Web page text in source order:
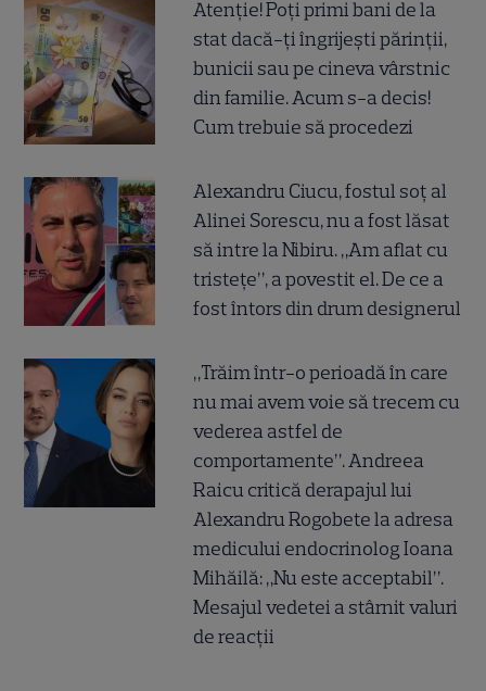
Atenție! Poți primi bani de la
stat dacă-ți îngrijești părinții,
bunicii sau pe cineva vârstnic
din familie. Acum s-a decis!
Cum trebuie să procedezi
Alexandru Ciucu, fostul soț al
Alinei Sorescu, nu a fost lăsat
să intre la Nibiru. „Am aflat cu
tristețe”, a povestit el. De ce a
fost întors din drum designerul
„Trăim într-o perioadă în care
nu mai avem voie să trecem cu
vederea astfel de
comportamente”. Andreea
Raicu critică derapajul lui
Alexandru Rogobete la adresa
medicului endocrinolog Ioana
Mihăilă: „Nu este acceptabil”.
Mesajul vedetei a stârnit valuri
de reacții